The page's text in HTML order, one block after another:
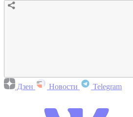
Дзен Новости Telegram